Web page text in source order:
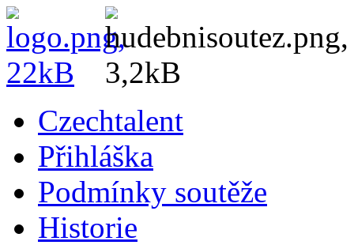
Czechtalent
Přihláška
Podmínky soutěže
Historie